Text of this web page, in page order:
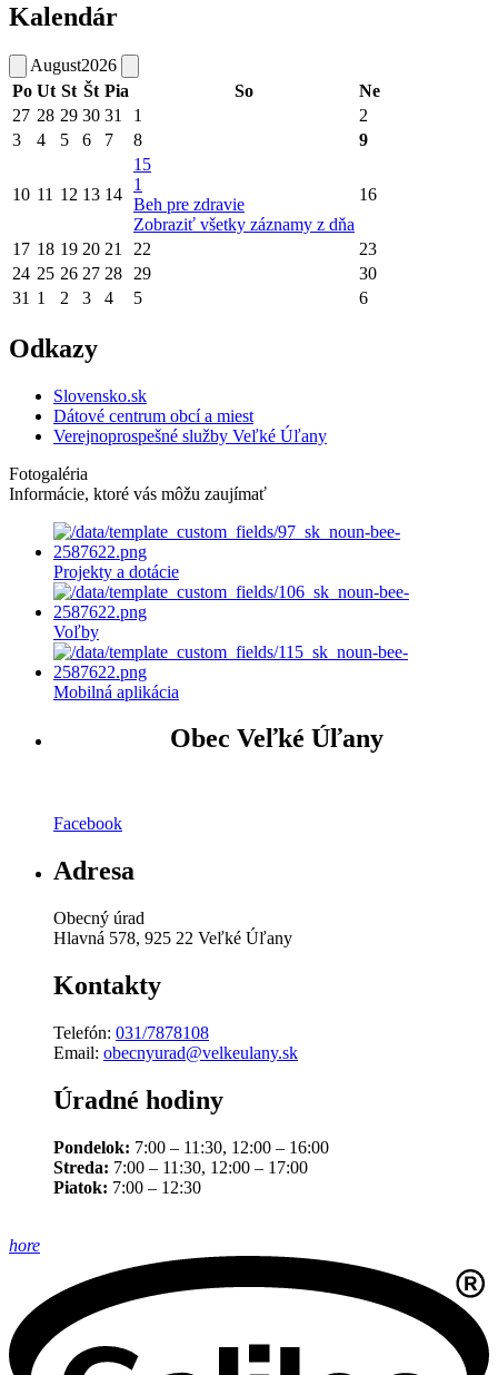
Kalendár
August2026
Po Ut St Št Pia So
Ne
27 28 29 30 31 1
2
3
4 5 6 7 8 9
10 11 12 13 14
15
1
Beh pre zdravie
Zobraziť všetky záznamy z dňa
16
17 18 19 20 21 22
23
24 25 26 27 28 29
30
31 1 2 3 4 5 6
Odkazy
Slovensko.sk
Dátové centrum obcí a miest
Verejnoprospešné služby Veľké Úľany
Fotogaléria
Informácie, ktoré vás môžu zaujímať
Projekty a dotácie
Voľby
Mobilná aplikácia
Obec Veľké Úľany
Facebook
Adresa
Obecný úrad
Hlavná 578, 925 22 Veľké Úľany
Kontakty
Telefón: 031/7878108
Email: obecnyurad@velkeulany.sk
Úradné hodiny
Pondelok: 7:00 – 11:30, 12:00 – 16:00
Streda: 7:00 – 11:30, 12:00 – 17:00
Piatok: 7:00 – 12:30
hore